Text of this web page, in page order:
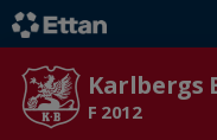
Karlbergs
F 2012